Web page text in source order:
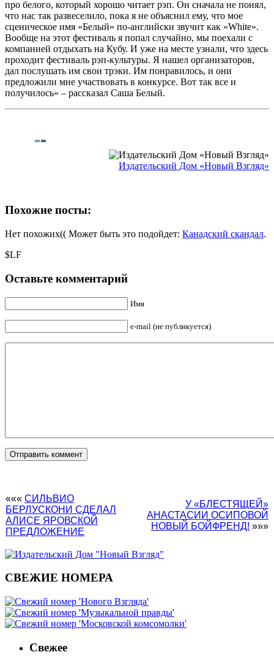
про белого, который хорошо читает рэп. Он сначала не понял,
что нас так развеселило, пока я не объяснил ему, что мое
сценическое имя «Белый» по-английски звучит как «White».
Вообще на этот фестиваль я попал случайно, мы поехали с
компанией отдыхать на Кубу. И уже на месте узнали, что здесь
проходит фестиваль рэп-культуры. Я нашел организаторов,
дал послушать им свои трэки. Им понравилось, и они
предложили мне участвовать в конкурсе. Вот так все и
получилось» – рассказал Саша Белый.
Издательский Дом «Новый Взгляд»
Похожие посты:
Нет похожих(( Может быть это подойдет: Канадский скандал.
$LF
Оставьте комментарий
Имя
e-mail (не публикуется)
««« СИЛЬВИО
БЕРЛУСКОНИ СДЕЛАЛ
АЛИСЕ ЯРОВСКОЙ
ПРЕДЛОЖЕНИЕ
У «БЛЕСТЯЩЕЙ»
АНАСТАСИИ ОСИПОВОЙ
НОВЫЙ БОЙФРЕНД! »»»
СВЕЖИЕ НОМЕРА
Свежее